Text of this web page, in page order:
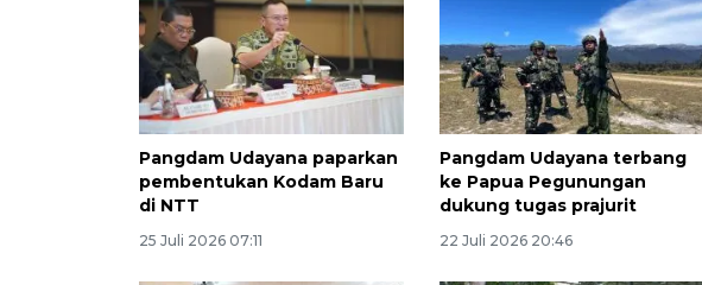
Pangdam Udayana paparkan
pembentukan Kodam Baru
di NTT
25 Juli 2026 07:11
Pangdam Udayana terbang
ke Papua Pegunungan
dukung tugas prajurit
22 Juli 2026 20:46